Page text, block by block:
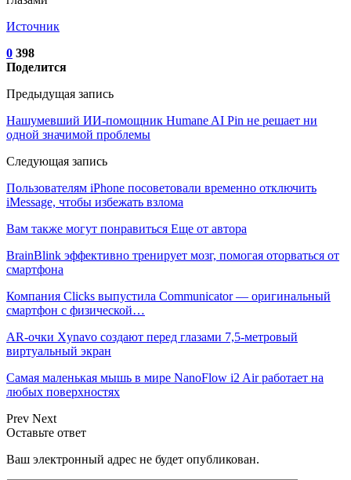
Источник
0 398
Поделится
Предыдущая запись
Нашумевший ИИ-помощник Humane AI Pin не решает ни
одной значимой проблемы
Следующая запись
Пользователям iPhone посоветовали временно отключить
iMessage, чтобы избежать взлома
Вам также могут понравиться Еще от автора
BrainBlink эффективно тренирует мозг, помогая оторваться от
смартфона
Компания Clicks выпустила Communicator — оригинальный
смартфон с физической…
AR-очки Xynavo создают перед глазами 7,5-метровый
виртуальный экран
Самая маленькая мышь в мире NanoFlow i2 Air работает на
любых поверхностях
Prev Next
Оставьте ответ
Ваш электронный адрес не будет опубликован.